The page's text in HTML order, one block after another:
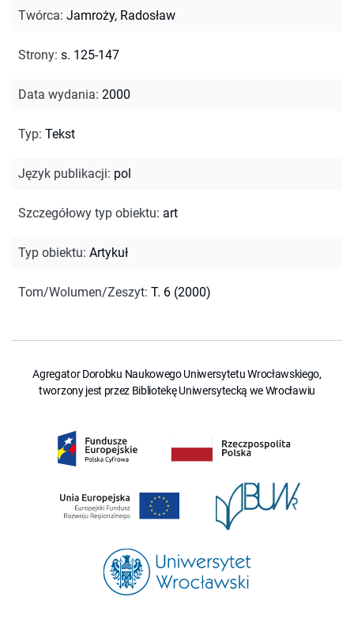
Twórca: Jamroży, Radosław
Strony: s. 125-147
Data wydania: 2000
Typ: Tekst
Język publikacji: pol
Szczegółowy typ obiektu: art
Typ obiektu: Artykuł
Tom/Wolumen/Zeszyt: T. 6 (2000)
Agregator Dorobku Naukowego Uniwersytetu Wrocławskiego,
tworzony jest przez Bibliotekę Uniwersytecką we Wrocławiu